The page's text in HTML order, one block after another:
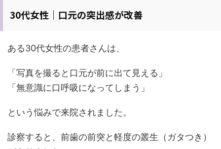
30代女性｜口元の突出感が改善
ある30代女性の患者さんは、
「写真を撮ると口元が前に出て見える」
「無意識に口呼吸になってしまう」
という悩みで来院されました。
診察すると、前歯の前突と軽度の叢生（ガタつき）